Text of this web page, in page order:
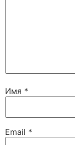
Имя *
Email *